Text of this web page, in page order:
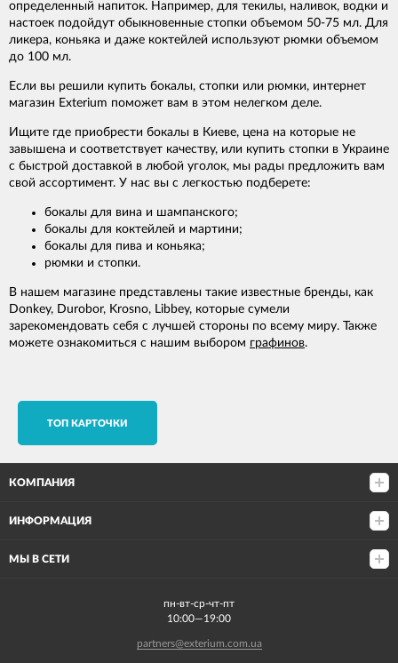
определенный напиток. Например, для текилы, наливок, водки и
настоек подойдут обыкновенные стопки объемом 50-75 мл. Для
ликера, коньяка и даже коктейлей используют рюмки объемом
до 100 мл.
Если вы решили купить бокалы, стопки или рюмки, интернет
магазин Exterium поможет вам в этом нелегком деле.
Ищите где приобрести бокалы в Киеве, цена на которые не
завышена и соответствует качеству, или купить стопки в Украине
с быстрой доставкой в любой уголок, мы рады предложить вам
свой ассортимент. У нас вы с легкостью подберете:
бокалы для вина и шампанского;
бокалы для коктейлей и мартини;
бокалы для пива и коньяка;
рюмки и стопки.
В нашем магазине представлены такие известные бренды, как
Donkey, Durobor, Krosno, Libbey, которые сумели
зарекомендовать себя с лучшей стороны по всему миру. Также
можете ознакомиться с нашим выбором графинов.
TОП КАРТОЧКИ
КОМПАНИЯ
ИНФОРМАЦИЯ
МЫ В СЕТИ
пн-вт-ср-чт-пт
10:00—19:00
partners@exterium.com.ua